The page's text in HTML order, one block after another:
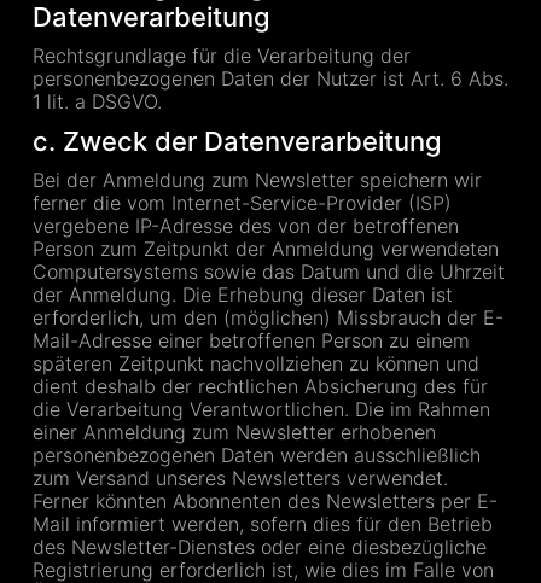
Datenverarbeitung
Rechtsgrundlage für die Verarbeitung der
personenbezogenen Daten der Nutzer ist Art. 6 Abs.
1 lit. a DSGVO.
c. Zweck der Datenverarbeitung
Bei der Anmeldung zum Newsletter speichern wir
ferner die vom Internet-Service-Provider (ISP)
vergebene IP-Adresse des von der betroffenen
Person zum Zeitpunkt der Anmeldung verwendeten
Computersystems sowie das Datum und die Uhrzeit
der Anmeldung. Die Erhebung dieser Daten ist
erforderlich, um den (möglichen) Missbrauch der E-
Mail-Adresse einer betroffenen Person zu einem
späteren Zeitpunkt nachvollziehen zu können und
dient deshalb der rechtlichen Absicherung des für
die Verarbeitung Verantwortlichen. Die im Rahmen
einer Anmeldung zum Newsletter erhobenen
personenbezogenen Daten werden ausschließlich
zum Versand unseres Newsletters verwendet.
Ferner könnten Abonnenten des Newsletters per E-
Mail informiert werden, sofern dies für den Betrieb
des Newsletter-Dienstes oder eine diesbezügliche
Registrierung erforderlich ist, wie dies im Falle von